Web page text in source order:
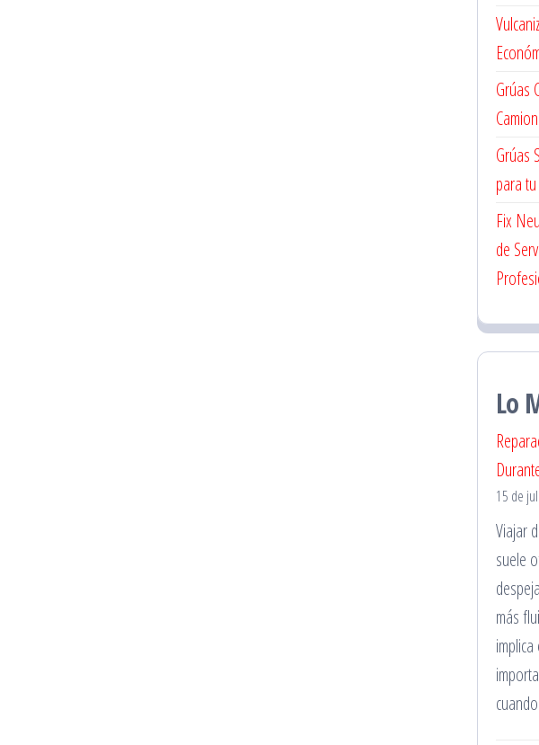
Grúas
Grúas
para
Fix
de
Lo
15 de
Viajar
suele
más